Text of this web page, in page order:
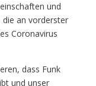
und
die an vorderster
Coronavirus
dass Funk
und unser